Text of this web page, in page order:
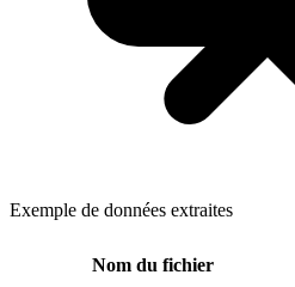
Exemple de données extraites
Nom du fichier